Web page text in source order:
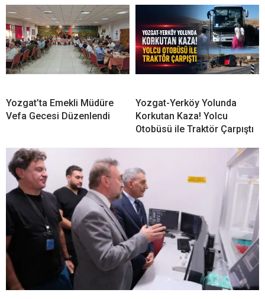
Yozgat’ta Emekli Müdüre
Vefa Gecesi Düzenlendi
Yozgat-Yerköy Yolunda
Korkutan Kaza! Yolcu
Otobüsü ile Traktör Çarpıştı